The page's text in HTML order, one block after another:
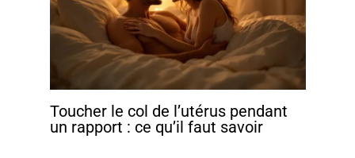
Toucher le col de l’utérus pendant
un rapport : ce qu’il faut savoir